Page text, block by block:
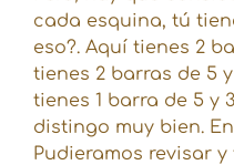
cada esquina, tú
eso?. Aquí tienes 2
tienes 2 barras de 5
tienes 1 barra de 5 y
distingo muy bien.
Pudieramos revisar